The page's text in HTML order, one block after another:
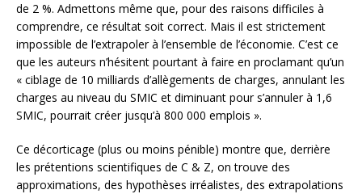
de 2 %. Admettons même que, pour des raisons difficiles à
comprendre, ce résultat soit correct. Mais il est strictement
impossible de l’extrapoler à l’ensemble de l’économie. C’est ce
que les auteurs n’hésitent pourtant à faire en proclamant qu’un
« ciblage de 10 milliards d’allègements de charges, annulant les
charges au niveau du SMIC et diminuant pour s’annuler à 1,6
SMIC, pourrait créer jusqu’à 800 000 emplois ».
Ce décorticage (plus ou moins pénible) montre que, derrière
les prétentions scientifiques de C & Z, on trouve des
approximations, des hypothèses irréalistes, des extrapolations